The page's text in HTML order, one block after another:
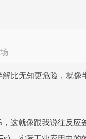
比无知更危险，就
这就像跟我说往反